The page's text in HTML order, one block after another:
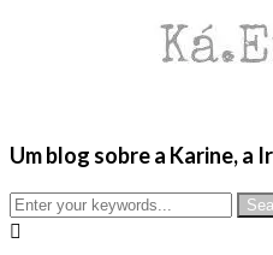
Um blog sobre a Karine, a
